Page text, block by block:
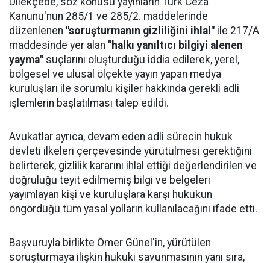
Kanunu'nun 285/1 ve 285/2. maddelerinde
düzenlenen "soruşturmanın gizliliğini ihlal" ile 217/A
maddesinde yer alan "halkı yanıltıcı bilgiyi alenen
yayma" suçlarını oluşturduğu iddia edilerek, yerel,
bölgesel ve ulusal ölçekte yayın yapan medya
kuruluşları ile sorumlu kişiler hakkında gerekli adli
işlemlerin başlatılması talep edildi.
Avukatlar ayrıca, devam eden adli sürecin hukuk
devleti ilkeleri çerçevesinde yürütülmesi gerektiğini
belirterek, gizlilik kararını ihlal ettiği değerlendirilen ve
doğruluğu teyit edilmemiş bilgi ve belgeleri
yayımlayan kişi ve kuruluşlara karşı hukukun
öngördüğü tüm yasal yolların kullanılacağını ifade etti.
Başvuruyla birlikte Ömer Günel'in, yürütülen
soruşturmaya ilişkin hukuki savunmasının yanı sıra,